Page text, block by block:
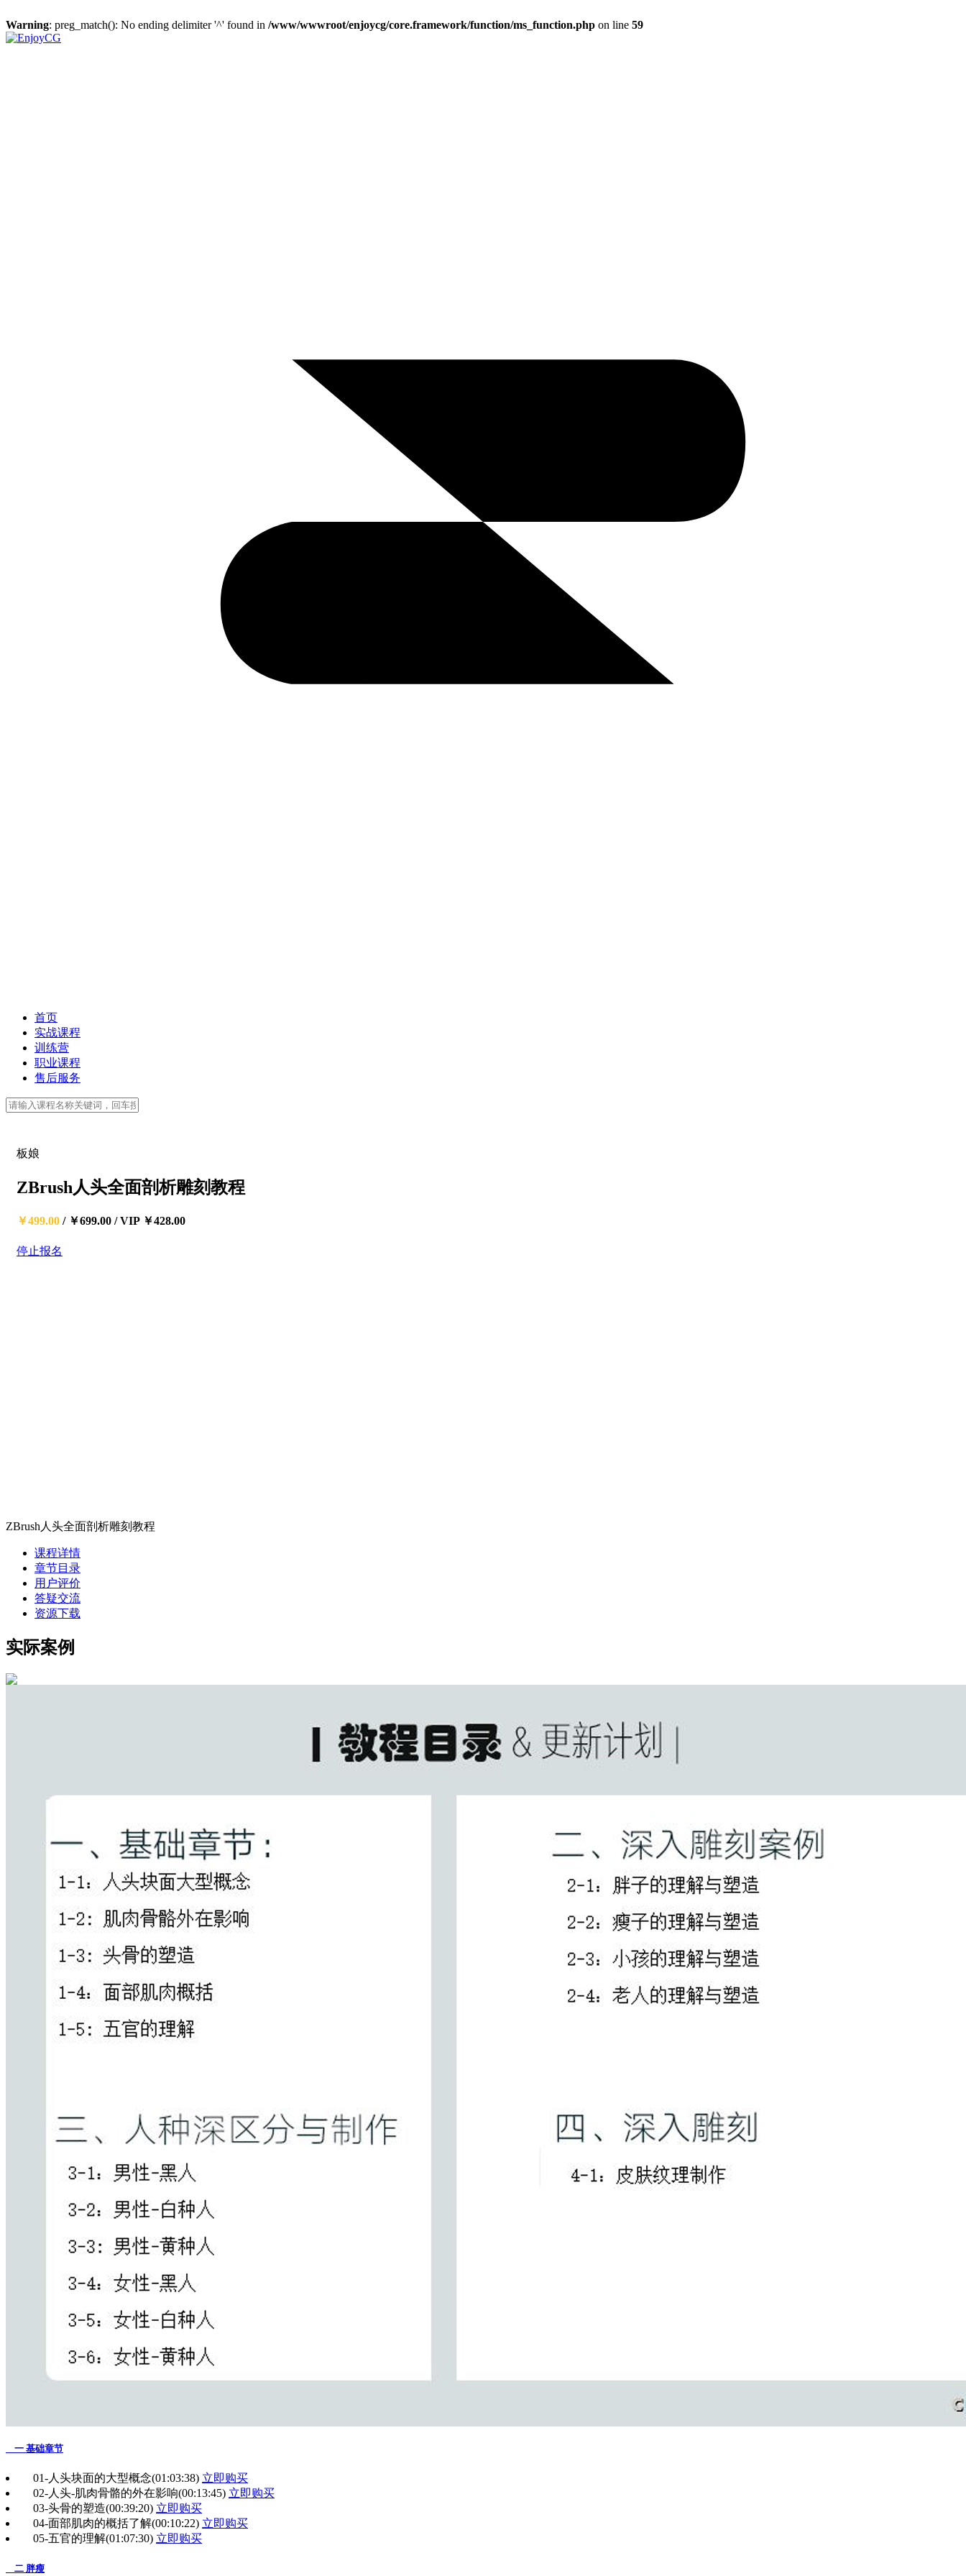
Warning: preg_match(): No ending delimiter '^' found in /www/wwwroot/enjoycg/core.framework/function/ms_function.php on line 59
首页
实战课程
训练营
职业课程
售后服务
板娘
ZBrush人头全面剖析雕刻教程
￥499.00 / ￥699.00 /VIP ￥428.00
停止报名
ZBrush人头全面剖析雕刻教程
课程详情
章节目录
用户评价
答疑交流
资源下载
实际案例
一 基础章节
01-人头块面的大型概念(01:03:38) 立即购买
02-人头-肌肉骨骼的外在影响(00:13:45) 立即购买
03-头骨的塑造(00:39:20) 立即购买
04-面部肌肉的概括了解(00:10:22) 立即购买
05-五官的理解(01:07:30) 立即购买
二 胖瘦